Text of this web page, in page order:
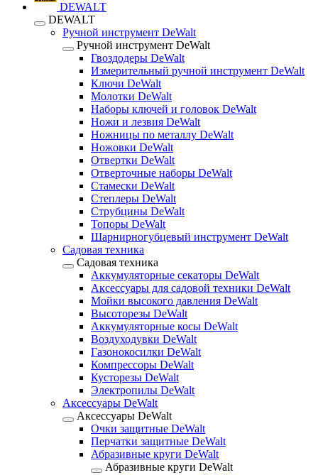
DEWALT
DEWALT
Ручной инструмент DeWalt
Ручной инструмент DeWalt
Гвоздодеры DeWalt
Измерительный ручной инструмент DeWalt
Ключи DeWalt
Молотки DeWalt
Наборы ключей и головок DeWalt
Ножи и лезвия DeWalt
Ножницы по металлу DeWalt
Ножовки DeWalt
Отвертки DeWalt
Отверточные наборы DeWalt
Стамески DeWalt
Степлеры DeWalt
Струбцины DeWalt
Топоры DeWalt
Шарнирногубцевый инструмент DeWalt
Садовая техника
Садовая техника
Аккумуляторные секаторы DeWalt
Аксессуары для садовой техники DeWalt
Мойки высокого давления DeWalt
Высоторезы DeWalt
Аккумуляторные косы DeWalt
Воздуходувки DeWalt
Газонокосилки DeWalt
Компрессоры DeWalt
Кусторезы DeWalt
Электропилы DeWalt
Аксессуары DeWalt
Аксессуары DeWalt
Очки защитные DeWalt
Перчатки защитные DeWalt
Абразивные круги DeWalt
Абразивные круги DeWalt